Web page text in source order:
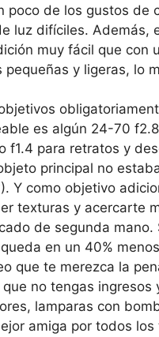
poco de los gustos
luz difíciles. Además,
muy fácil que con
pequeñas y ligeras, lo
es algún 24-70
f1.4 para retratos y
principal no
Y como objetivo
texturas y acercarte
de segunda
en un 40%
que te merezca la
no tengas
lamparas con
amiga por todos